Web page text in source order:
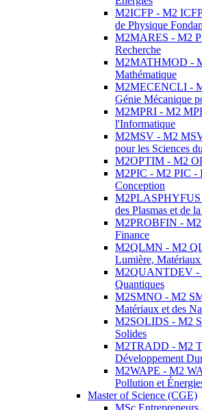
M2ICFP - M2
de Physique
M2MARES - M2
Recherche
M2MATHMOD -
Mathématique
M2MECENCLI -
Génie Mécanique
M2MPRI - M2
l'Informatique
M2MSV - M2
pour les Sciences
M2OPTIM - M2
M2PIC - M2 PIC -
Conception
M2PLASPHYFUS
des Plasmas et de
M2PROBFIN - M2
Finance
M2QLMN - M2
Lumière, Matériaux
M2QUANTDEV -
Quantiques
M2SMNO - M2
Matériaux et des
M2SOLIDS - M2
Solides
M2TRADD - M2
Développement
M2WAPE - M2
Pollution et
Master of Science (CGE)
MSc